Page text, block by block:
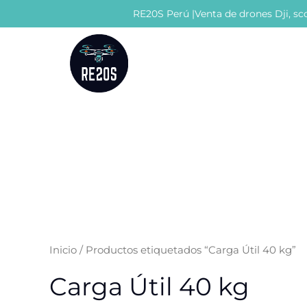
al
RE20S Perú |Venta de drones Dji,
Inicio / Productos etiquetados “Carga Útil 40 kg”
Carga Útil 40 kg